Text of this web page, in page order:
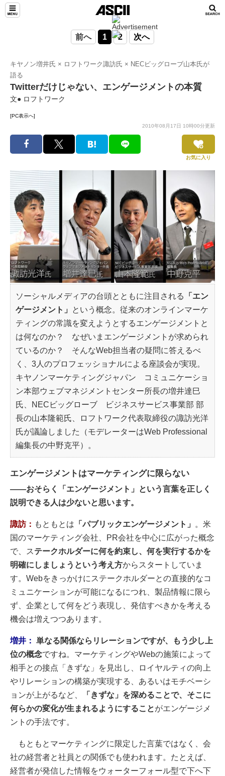
前へ 1 2 次へ
キヤノン増井氏 × ロフトワーク諏訪氏 × NECビッグローブ山本氏が
語る
Twitterだけじゃない、エンゲージメントの本質
文● ロフトワーク
[PC表示へ]
2010年08月17日 10時00分更新
お気に入り
ソーシャルメディアの台頭とともに注目される
「エン
ゲージメント」
という概念。従来のオンラインマーケ
ティングの常識を変えようとするエンゲージメントと
は何なのか？ なぜいまエンゲージメントが求められ
ているのか？ そんなWeb担当者の疑問に答えるべ
く、3人のプロフェッショナルによる座談会が実現。
キヤノンマーケティングジャパン コミュニケーショ
ン本部ウェブマネジメントセンター所長の増井達巳
氏、NECビッグローブ ビジネスサービス事業部 部
長の山本隆範氏、ロフトワーク代表取締役の諏訪光洋
氏が議論しました（モデレーターはWeb Professional
編集長の中野克平）。
エンゲージメントはマーケティングに限らない
――おそらく「エンゲージメント」という言葉を正しく
説明できる人は少ないと思います。
諏訪： もともとは 「パブリックエンゲージメント」
。米
国のマーケティング会社、PR会社を中心に広がった概念
で、ステークホルダーに何を約束し、何を実行するかを
明確にしましょうという考え方からスタートしていま
す。Webをきっかけにステークホルダーとの直接的なコ
ミュニケーションが可能になるにつれ、製品情報に限ら
ず、企業として何をどう表現し、発信すべきかを考える
機会は増えつつあります。
増井： 単なる関係ならリレーションですが、もう少し上
位の概念ですね。マーケティングやWebの施策によって
相手との接点「きずな」を見出し、ロイヤルティの向上
やリレーションの構築が実現する、あるいはモチベーシ
ョンが上がるなど、
「きずな」を深めることで、そこに
何らかの変化が生まれるようにすることがエンゲージメ
ントの手法です。
もともとマーケティングに限定した言葉ではなく、会
社の経営者と社員との関係でも使われます。たとえば、
経営者が発信した情報をウォーターフォール型で下へ下